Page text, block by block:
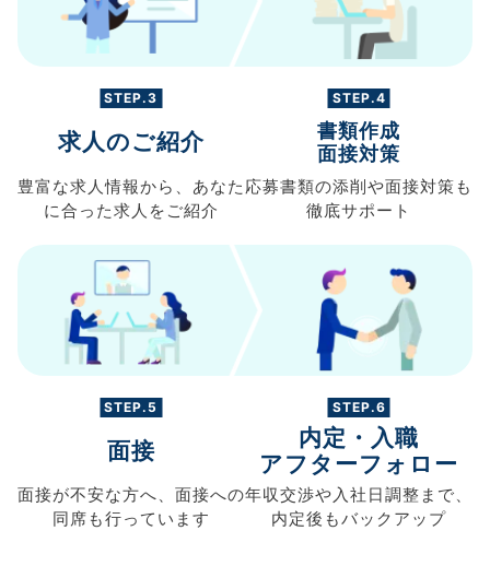
STEP.3
求人のご紹介
豊富な求人情報から、 あなた
に合った求人を ご紹介
STEP.4
書類作成
面接対策
応募書類の添削や面接対策も
徹底サポート
STEP.5
面接
面接が不安な方へ、 面接への
同席も行っています
STEP.6
内定・入職
アフターフォロー
年収交渉や入社日調整まで、
内定後もバックアップ